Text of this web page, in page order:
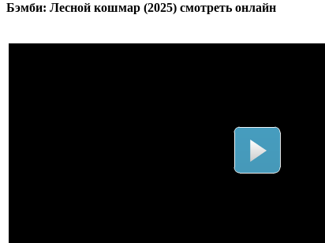
Бэмби: Лесной кошмар (2025) смотреть онлайн